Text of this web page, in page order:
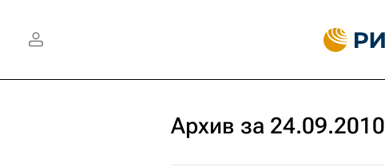
Архив за 24.09.2010